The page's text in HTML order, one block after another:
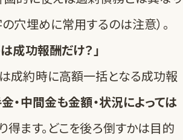
穴埋めに常用するのは注意）。
成功報酬だけ？」
成約時に高額一括となる成功報
・中間金も金額・状況によっては
得ます。どこを後ろ倒すかは目的